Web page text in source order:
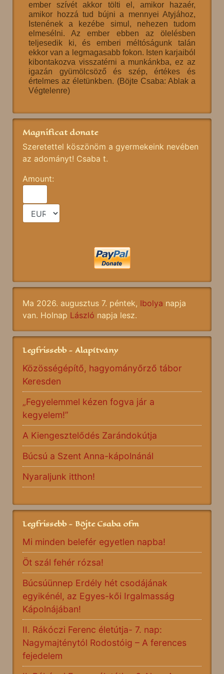
ember szívét akkor tölti el, amikor hazaér,
amikor hozzá tud bújni a mennyei Atyjához,
Istenének a kezébe simul, nehezen tudom
elmesélni. Az ember ebben az ölelésben
teljesedik ki, és emberi méltóságunk talán
ekkor van a legmagasabb fokon. Isten karjaiból
kibontakozva visszatérni a munkánkba, ez az
igazán gyümölcsöző és szép, értékes és
értelmes az életünkben. (Böjte Csaba: Ablak a
Végtelenre)
Magnificat donate
Szeretettel köszönöm a gyermekeink nevében
az adományt! Csaba t.
Amount:
Ma 2026. augusztus 7. péntek, Ibolya napja
van. Holnap László napja lesz.
Legfrissebb - Alapítvány
Közösségépítő, hagyományőrző tábor
Keresden
„Fegyelemmel kézen fogva jár a
kegyelem!”
A Kiengesztelődés Zarándokútja
Búcsú a Szent Anna-kápolnánál
Nyaraljunk itthon!
Legfrissebb - Böjte Csaba ofm
Mi minden belefér egyetlen napba!
Öt szál fehér rózsa!
Búcsúünnep Erdély hét csodájának
egyikénél, az Egyes-kői Irgalmasság
Kápolnájában!
II. Rákóczi Ferenc életútja- 7. nap:
Nagymajténytól Rodostóig – A ferences
fejedelem